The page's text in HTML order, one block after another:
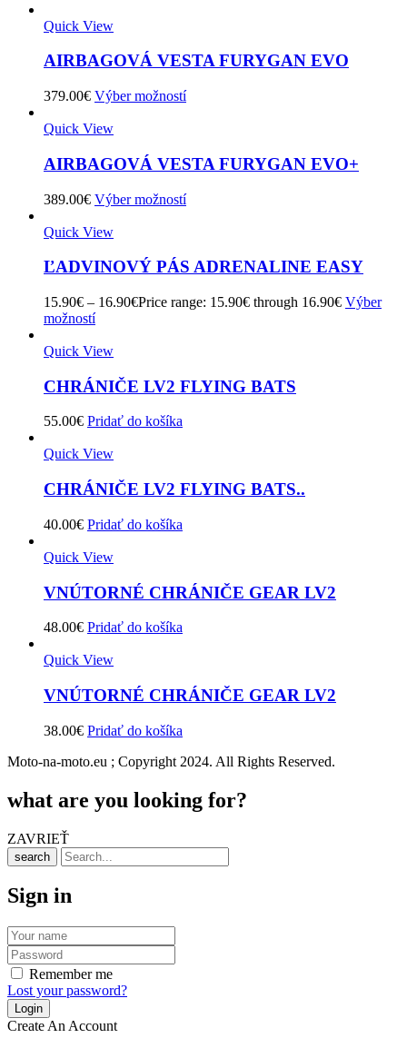
Quick View
AIRBAGOVÁ VESTA FURYGAN EVO
379.00€ Výber možností
Quick View
AIRBAGOVÁ VESTA FURYGAN EVO+
389.00€ Výber možností
Quick View
ĽADVINOVÝ PÁS ADRENALINE EASY
15.90€ – 16.90€Price range: 15.90€ through 16.90€ Výber
možností
Quick View
CHRÁNIČE LV2 FLYING BATS
55.00€ Pridať do košíka
Quick View
CHRÁNIČE LV2 FLYING BATS..
40.00€ Pridať do košíka
Quick View
VNÚTORNÉ CHRÁNIČE GEAR LV2
48.00€ Pridať do košíka
Quick View
VNÚTORNÉ CHRÁNIČE GEAR LV2
38.00€ Pridať do košíka
Moto-na-moto.eu ; Copyright 2024. All Rights Reserved.
what are you looking for?
ZAVRIEŤ
search
Sign in
Remember me
Lost your password?
Create An Account